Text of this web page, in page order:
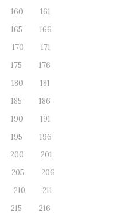
160
161
165
166
170
171
175
176
180
181
185
186
190
191
195
196
200
201
205
206
210
211
215
216